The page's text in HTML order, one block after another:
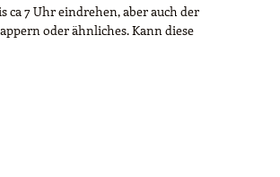
ca 7 Uhr eindrehen, aber auch der
oder ähnliches. Kann diese